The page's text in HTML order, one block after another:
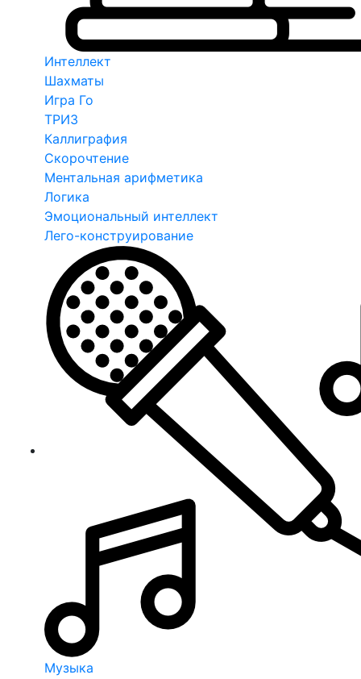
Интеллект
Шахматы
Игра Го
ТРИЗ
Каллиграфия
Скорочтение
Ментальная арифметика
Логика
Эмоциональный интеллект
Лего-конструирование
Музыка